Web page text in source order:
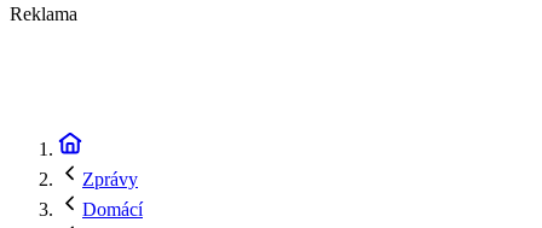
Reklama
Zprávy
Domácí